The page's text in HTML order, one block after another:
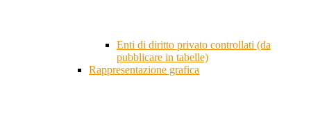
Enti di diritto privato controllati (da
pubblicare in tabelle)
Rappresentazione grafica